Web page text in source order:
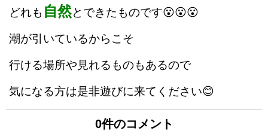
どれも 自然とできたものです😮😮😮
潮が引いているからこそ
行ける場所や 見れるものもあるので
気になる方は是非遊びに来てください😊
0件のコメント